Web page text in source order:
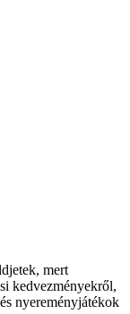
mert
kedvezményekről,
nyereményjátékok